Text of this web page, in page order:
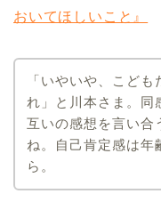
おいてほしいこと』
「いやいや、こど
れ」と川本さま。同
互いの感想を言い合
ね。自己肯定感は年
ら。